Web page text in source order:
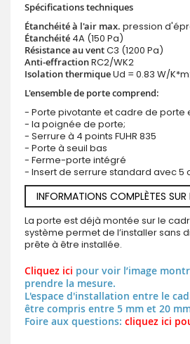
Spécifications techniques
Étanchéité à l'air max. pression
Étanchéité 4A (150 Pa)
Résistance au ventC3 (1200 Pa)
Anti-effractionRC2/WK2
Isolation thermiqueUd = 0.83 W/
L'ensemble de porte comprend:
- Porte pivotante et cadre de porte
- la poignée de porte;
- Serrure à 4 points FUHR 835
- Porte à seuil bas
- Ferme-porte intégré
- Insert de serrure standard avec 5
INFORMATIONS COMPLÈTES SUR
La porte est déjà montée sur le
système permet de l’installer sans
prête à être installée.
Cliquez ici pour voir l’image
prendre la mesure.
L'espace d'installation entre le
être compris entre 5 mm et 20
Foire aux questions: cliquez ici